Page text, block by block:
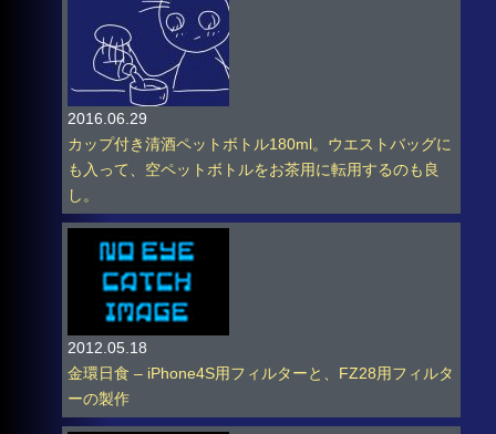
2016.06.29
カップ付き清酒ペットボトル180ml。ウエストバッグに
も入って、空ペットボトルをお茶用に転用するのも良
し。
2012.05.18
金環日食 – iPhone4S用フィルターと、FZ28用フィルタ
ーの製作